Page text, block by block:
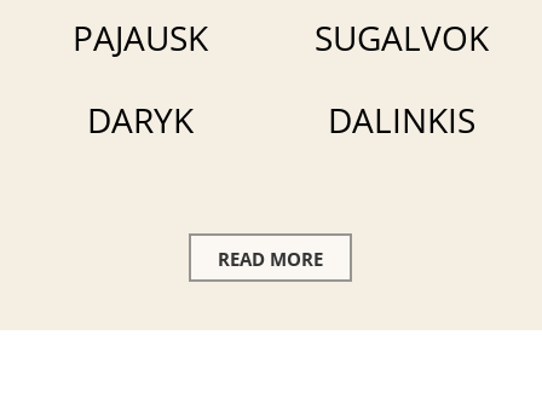
PAJAUSK
SUGALVOK
DARYK
DALINKIS
READ MORE